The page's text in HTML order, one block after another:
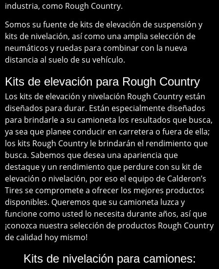
industria, como Rough Country.
Somos su fuente de kits de elevación de suspensión y
kits de nivelación, así como una amplia selección de
neumáticos y ruedas para combinar con la nueva
distancia al suelo de su vehículo.
Kits de elevación para Rough Country
Los kits de elevación y nivelación Rough Country están
diseñados para durar. Están especialmente diseñados
para brindarle a su camioneta los resultados que busca,
ya sea que planee conducir en carretera o fuera de ella;
los kits Rough Country le brindarán el rendimiento que
busca. Sabemos que desea una apariencia que
destaque y un rendimiento que perdure con su kit de
elevación o nivelación, por eso el equipo de Calderon’s
Tires se compromete a ofrecer los mejores productos
disponibles. Queremos que su camioneta luzca y
funcione como usted lo necesita durante años, así que
¡conozca nuestra selección de productos Rough Country
de calidad hoy mismo!
Kits de nivelación para camiones: